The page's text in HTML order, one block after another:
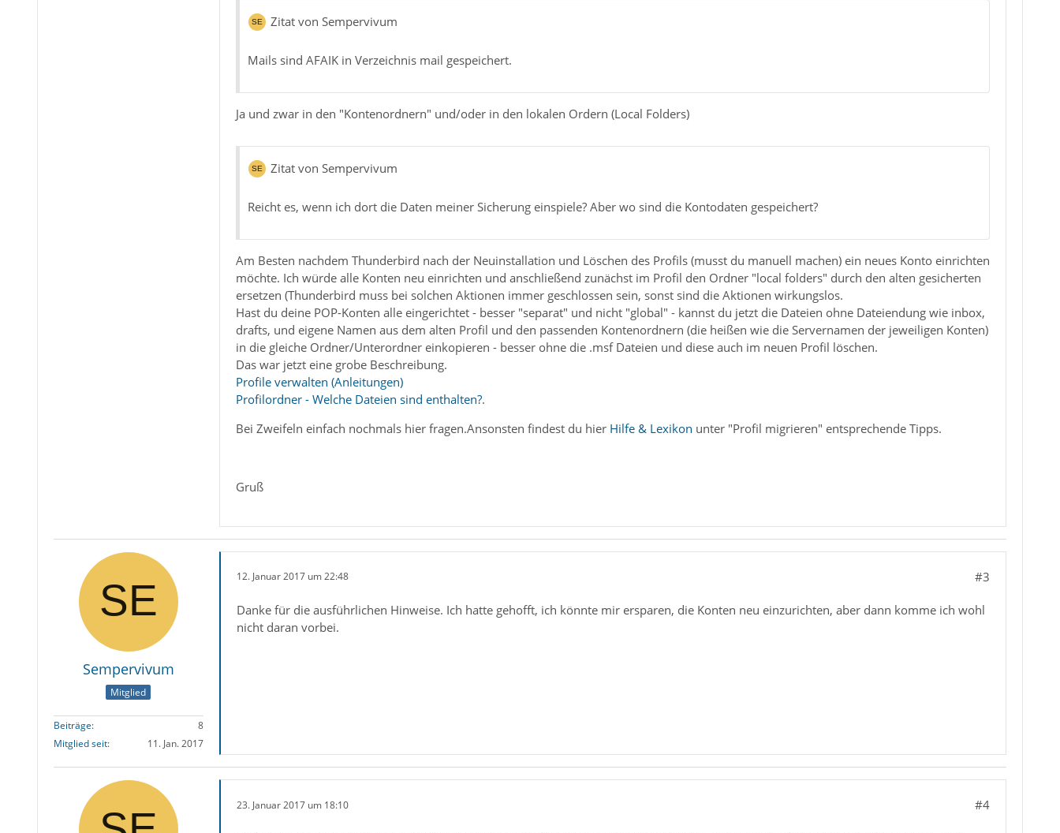
Zitat von Sempervivum
Mails sind AFAIK in Verzeichnis mail gespeichert.
Ja und zwar in den "Kontenordnern" und/oder in den lokalen Ordern (Local Folders)
Zitat von Sempervivum
Reicht es, wenn ich dort die Daten meiner Sicherung einspiele? Aber wo sind die Kontodaten gespeichert?
Am Besten nachdem Thunderbird nach der Neuinstallation und Löschen des Profils (musst du manuell machen) ein neues Konto einrichten
möchte. Ich würde alle Konten neu einrichten und anschließend zunächst im Profil den Ordner "local folders" durch den alten gesicherten
ersetzen (Thunderbird muss bei solchen Aktionen immer geschlossen sein, sonst sind die Aktionen wirkungslos.
Hast du deine POP-Konten alle eingerichtet - besser "separat" und nicht "global" - kannst du jetzt die Dateien ohne Dateiendung wie inbox,
drafts, und eigene Namen aus dem alten Profil und den passenden Kontenordnern (die heißen wie die Servernamen der jeweiligen Konten)
in die gleiche Ordner/Unterordner einkopieren - besser ohne die .msf Dateien und diese auch im neuen Profil löschen.
Das war jetzt eine grobe Beschreibung.
Profile verwalten (Anleitungen)
Profilordner - Welche Dateien sind enthalten?.
Bei Zweifeln einfach nochmals hier fragen.Ansonsten findest du hier Hilfe & Lexikon unter "Profil migrieren" entsprechende Tipps.
Gruß
Sempervivum
Mitglied
Beiträge
8
Mitglied seit
11. Jan. 2017
12. Januar 2017 um 22:48 #3
Danke für die ausführlichen Hinweise. Ich hatte gehofft, ich könnte mir ersparen, die Konten neu einzurichten, aber dann komme ich wohl
nicht daran vorbei.
23. Januar 2017 um 18:10 #4